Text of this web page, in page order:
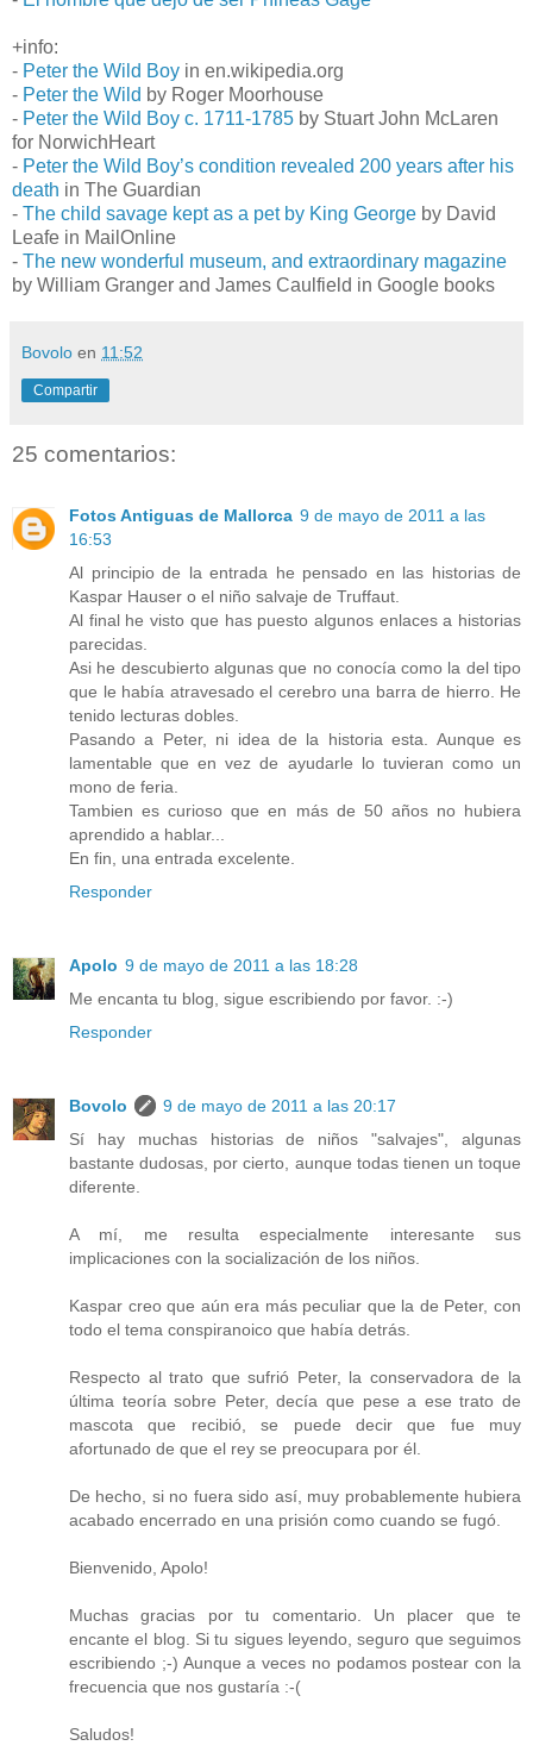
+info:
- Peter the Wild Boy in en.wikipedia.org
- Peter the Wild by Roger Moorhouse
- Peter the Wild Boy c. 1711-1785 by Stuart John McLaren
for NorwichHeart
- Peter the Wild Boy’s condition revealed 200 years after his
death in The Guardian
- The child savage kept as a pet by King George by David
Leafe in MailOnline
- The new wonderful museum, and extraordinary magazine
by William Granger and James Caulfield in Google books
Bovolo en 11:52
Compartir
25 comentarios:
Fotos Antiguas de Mallorca 9 de mayo de 2011 a las
16:53
Al principio de la entrada he pensado en las historias de
Kaspar Hauser o el niño salvaje de Truffaut.
Al final he visto que has puesto algunos enlaces a historias
parecidas.
Asi he descubierto algunas que no conocía como la del tipo
que le había atravesado el cerebro una barra de hierro. He
tenido lecturas dobles.
Pasando a Peter, ni idea de la historia esta. Aunque es
lamentable que en vez de ayudarle lo tuvieran como un
mono de feria.
Tambien es curioso que en más de 50 años no hubiera
aprendido a hablar...
En fin, una entrada excelente.
Responder
Apolo 9 de mayo de 2011 a las 18:28
Me encanta tu blog, sigue escribiendo por favor. :-)
Responder
Bovolo
9 de mayo de 2011 a las 20:17
Sí hay muchas historias de niños "salvajes", algunas
bastante dudosas, por cierto, aunque todas tienen un toque
diferente.
A mí, me resulta especialmente interesante sus
implicaciones con la socialización de los niños.
Kaspar creo que aún era más peculiar que la de Peter, con
todo el tema conspiranoico que había detrás.
Respecto al trato que sufrió Peter, la conservadora de la
última teoría sobre Peter, decía que pese a ese trato de
mascota que recibió, se puede decir que fue muy
afortunado de que el rey se preocupara por él.
De hecho, si no fuera sido así, muy probablemente hubiera
acabado encerrado en una prisión como cuando se fugó.
Bienvenido, Apolo!
Muchas gracias por tu comentario. Un placer que te
encante el blog. Si tu sigues leyendo, seguro que seguimos
escribiendo ;-) Aunque a veces no podamos postear con la
frecuencia que nos gustaría :-(
Saludos!